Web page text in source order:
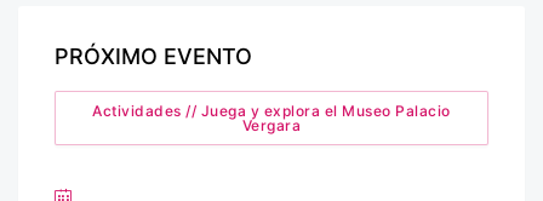
PRÓXIMO EVENTO
Actividades // Juega y explora el Museo Palacio
Vergara